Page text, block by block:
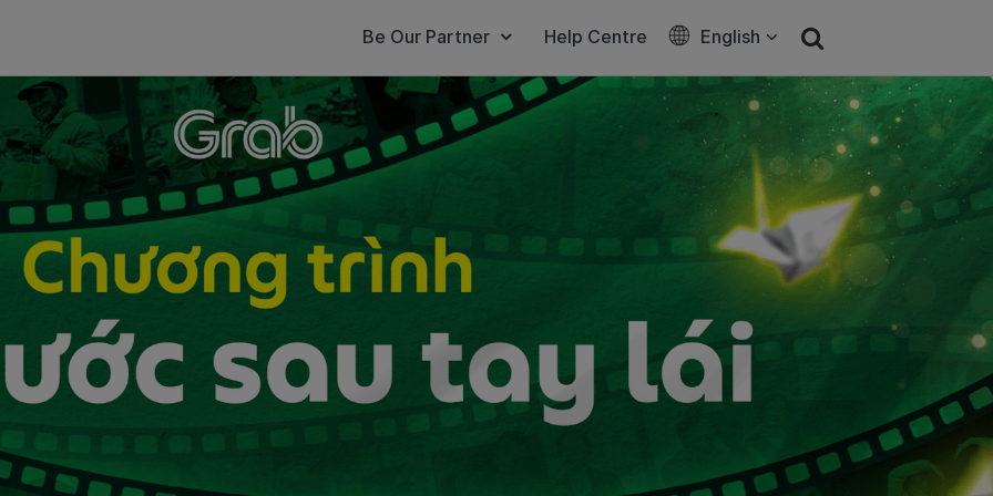
Be Our Partner Help Centre English